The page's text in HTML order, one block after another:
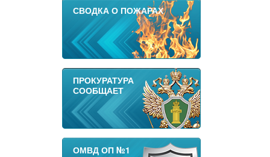
СВОДКА О ПОЖАРАХ
ПРОКУРАТУРА
СООБЩАЕТ
ОМВД ОП №1